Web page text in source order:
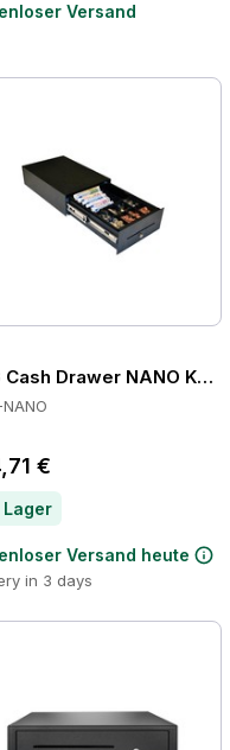
Versand
Cash Drawer NANO
€
Lager
Versand heute
in 3 days